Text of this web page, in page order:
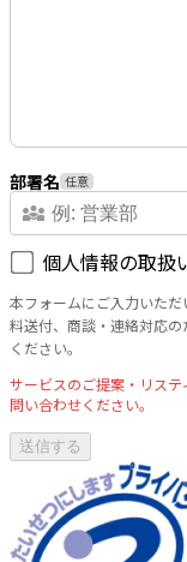
部署名 任意
diversity_3
個人情報の取扱
本フォームにご入力いた
料送付、商談・連絡対応
ください。
サービスのご提案・リス
問い合わせください。